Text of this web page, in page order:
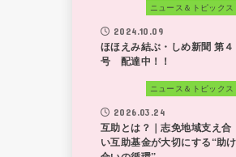
ニュース＆トピックス
2024.10.09
ほほえみ結ぶ・しめ新聞 第４
号 配達中！！
ニュース＆トピックス
2026.03.24
互助とは？｜志免地域支え合
い互助基金が大切にする“助け